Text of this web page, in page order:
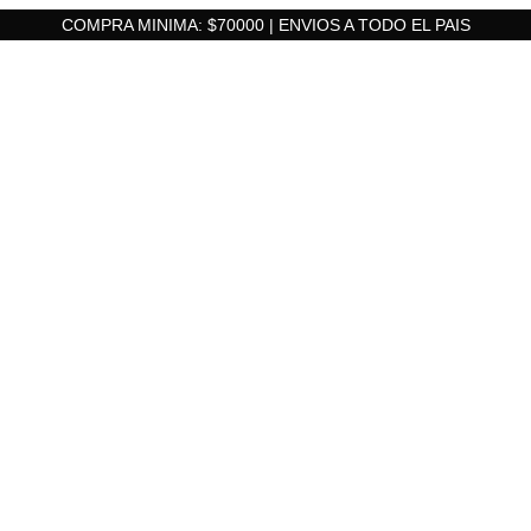
COMPRA MINIMA: $70000 | ENVIOS A TODO EL PAIS